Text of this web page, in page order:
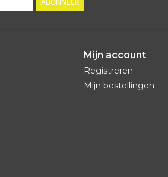
ABONNEER
Mijn account
Registreren
Mijn bestellingen